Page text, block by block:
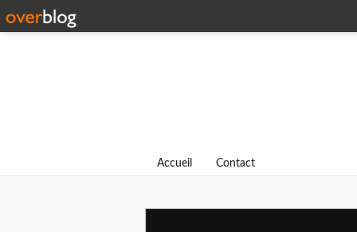
Accueil Contact